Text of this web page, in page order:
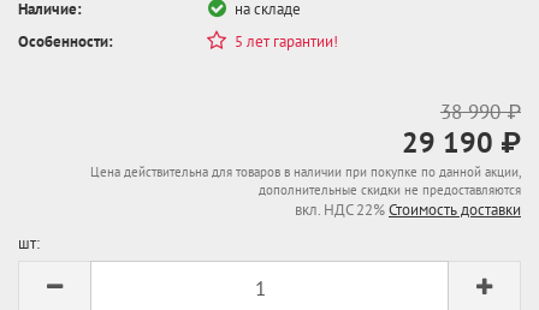
Наличие:
на складе
Особенности:
5 лет гарантии!
38 990 ₽
29 190 ₽
Цена действительна для товаров в наличии при покупке по данной акции,
дополнительные скидки не предоставляются
вкл. НДС 22%Стоимость доставки
шт: